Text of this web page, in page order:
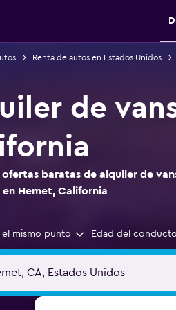
Renta de autos en Estados Unidos
de
baratas de alquiler de
en Hemet, California
el mismo punto Edad del